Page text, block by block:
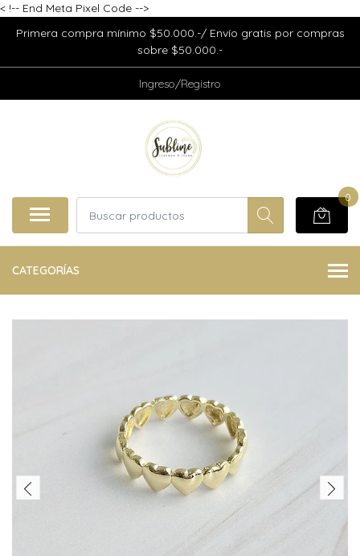
< !-- End Meta Pixel Code -->
Primera compra mínimo $50.000.-/ Envío gratis por compras
sobre $50.000.-
Ingreso/Registro
0
CATEGORÍAS